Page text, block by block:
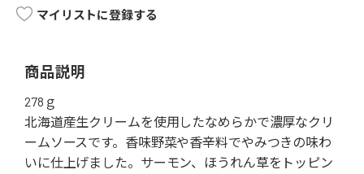
マイリストに登録する
商品説明
278ｇ
北海道産生クリームを使用したなめらかで濃厚なクリ
ームソースです。香味野菜や香辛料でやみつきの味わ
いに仕上げました。サーモン、ほうれん草をトッピン